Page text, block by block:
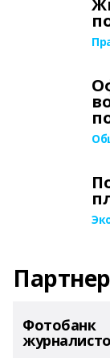
Фотобанк